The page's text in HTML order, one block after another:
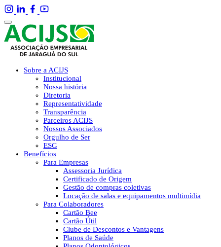
Sobre a ACIJS
Institucional
Nossa história
Diretoria
Representatividade
Transparência
Parceiros ACIJS
Nossos Associados
Orgulho de Ser
ESG
Benefícios
Para Empresas
Assessoria Jurídica
Certificado de Origem
Gestão de compras coletivas
Locação de salas e equipamentos multimídia
Para Colaboradores
Cartão Bee
Cartão Útil
Clube de Descontos e Vantagens
Planos de Saúde